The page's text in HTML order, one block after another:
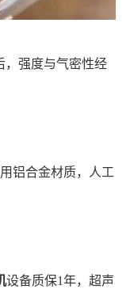
，强度与气密性经
铝合金材质，人工
设备质保1年，超声